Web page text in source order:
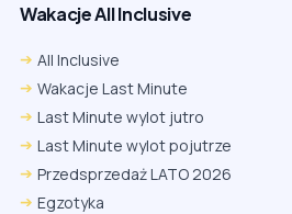
Wakacje All Inclusive
All Inclusive
Wakacje Last Minute
Last Minute wylot jutro
Last Minute wylot pojutrze
Przedsprzedaż LATO 2026
Egzotyka